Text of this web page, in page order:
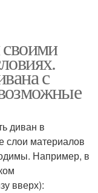
с
диван в
слои материалов
Например, в
вверх):